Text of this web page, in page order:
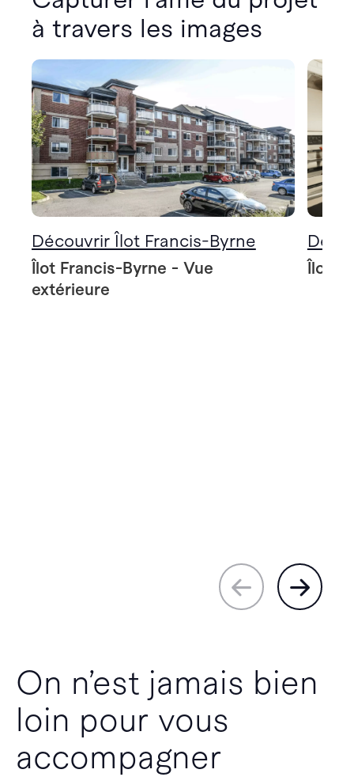
à travers les images
Découvrir Îlot Francis-Byrne
Îlot Francis-Byrne - Vue
extérieure
Îlot
On n’est jamais bien
loin pour vous
accompagner